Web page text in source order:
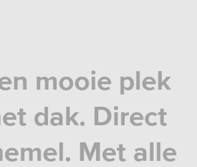
mooie plek
dak. Direct
Met alle